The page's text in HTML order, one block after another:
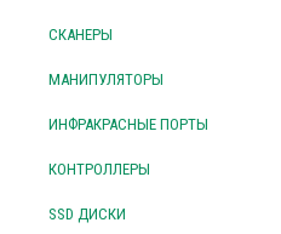
СКАНЕРЫ
МАНИПУЛЯТОРЫ
ИНФРАКРАСНЫЕ ПОРТЫ
КОНТРОЛЛЕРЫ
SSD ДИСКИ